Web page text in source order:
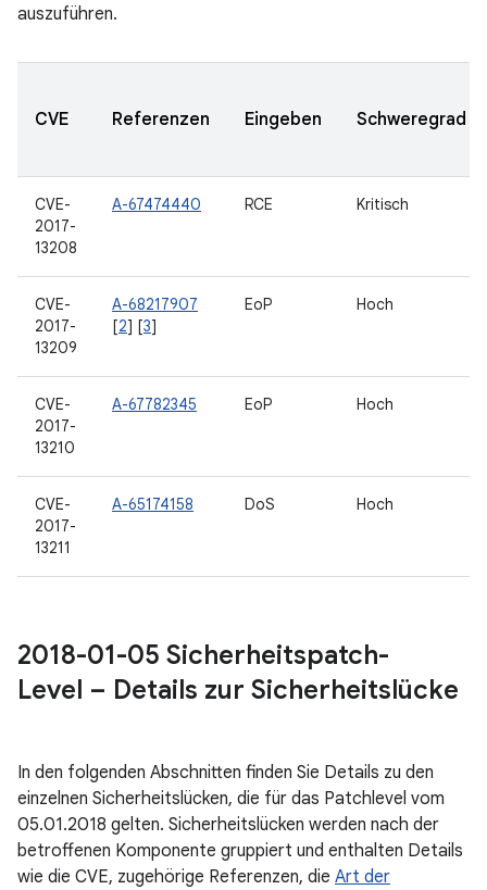
auszuführen.
CVE Referenzen Eingeben Schweregrad
CVE-
2017-
13208
A-67474440 RCE Kritisch
CVE-
2017-
13209
A-68217907
[2] [3]
EoP Hoch
CVE-
2017-
13210
A-67782345 EoP Hoch
CVE-
2017-
13211
A-65174158 DoS Hoch
2018-01-05 Sicherheitspatch-
Level – Details zur Sicherheitslücke
In den folgenden Abschnitten finden Sie Details zu den
einzelnen Sicherheitslücken, die für das Patchlevel vom
05.01.2018 gelten. Sicherheitslücken werden nach der
betroffenen Komponente gruppiert und enthalten Details
wie die CVE, zugehörige Referenzen, die Art der